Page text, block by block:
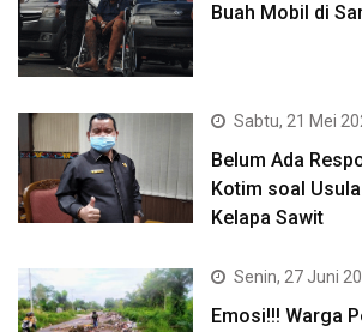
Buah Mobil di
Sabtu, 21 Mei
Belum Ada
Kotim soal
Kelapa Sawit
Senin, 27 Juni
Emosi!!! Warga